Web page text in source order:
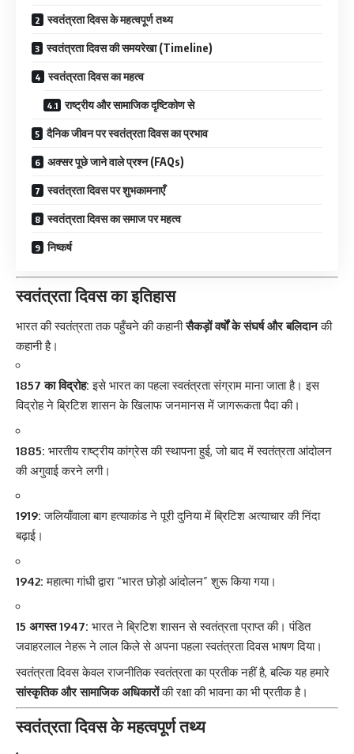
स्वतंत्रता दिवस के महत्वपूर्ण तथ्य
स्वतंत्रता दिवस की समयरेखा (Timeline)
स्वतंत्रता दिवस का महत्व
राष्ट्रीय और सामाजिक दृष्टिकोण से
दैनिक जीवन पर स्वतंत्रता दिवस का प्रभाव
अक्सर पूछे जाने वाले प्रश्न (FAQs)
स्वतंत्रता दिवस पर शुभकामनाएँ
स्वतंत्रता दिवस का समाज पर महत्व
निष्कर्ष
स्वतंत्रता दिवस का इतिहास
भारत की स्वतंत्रतातक पहुँचने की कहानीसैकड़ों वर्षों के संघर्ष और बलिदानकी
कहानी है।
1857 का विद्रोह: इसे भारत का पहला स्वतंत्रता संग्राम माना जाता है। इस
विद्रोह ने ब्रिटिश शासन के खिलाफ जनमानस में जागरूकता पैदा की।
1885: भारतीय राष्ट्रीय कांग्रेस की स्थापना हुई, जो बाद में स्वतंत्रता आंदोलन
की अगुवाई करने लगी।
1919: जलियाँवाला बाग हत्याकांड ने पूरी दुनिया में ब्रिटिश अत्याचार की निंदा
बढ़ाई।
1942: महात्मा गांधी द्वारा “भारत छोड़ो आंदोलन” शुरू किया गया।
15 अगस्त 1947: भारत ने ब्रिटिश शासन से स्वतंत्रता प्राप्त की। पंडित
जवाहरलाल नेहरू ने लाल किले से अपना पहला स्वतंत्रता दिवस भाषण दिया।
स्वतंत्रता दिवस केवल राजनीतिक स्वतंत्रता का प्रतीक नहीं है, बल्कि यह हमारे
सांस्कृतिक और सामाजिक अधिकारोंकी रक्षा की भावना का भी प्रतीक है।
स्वतंत्रता दिवस के महत्वपूर्ण तथ्य